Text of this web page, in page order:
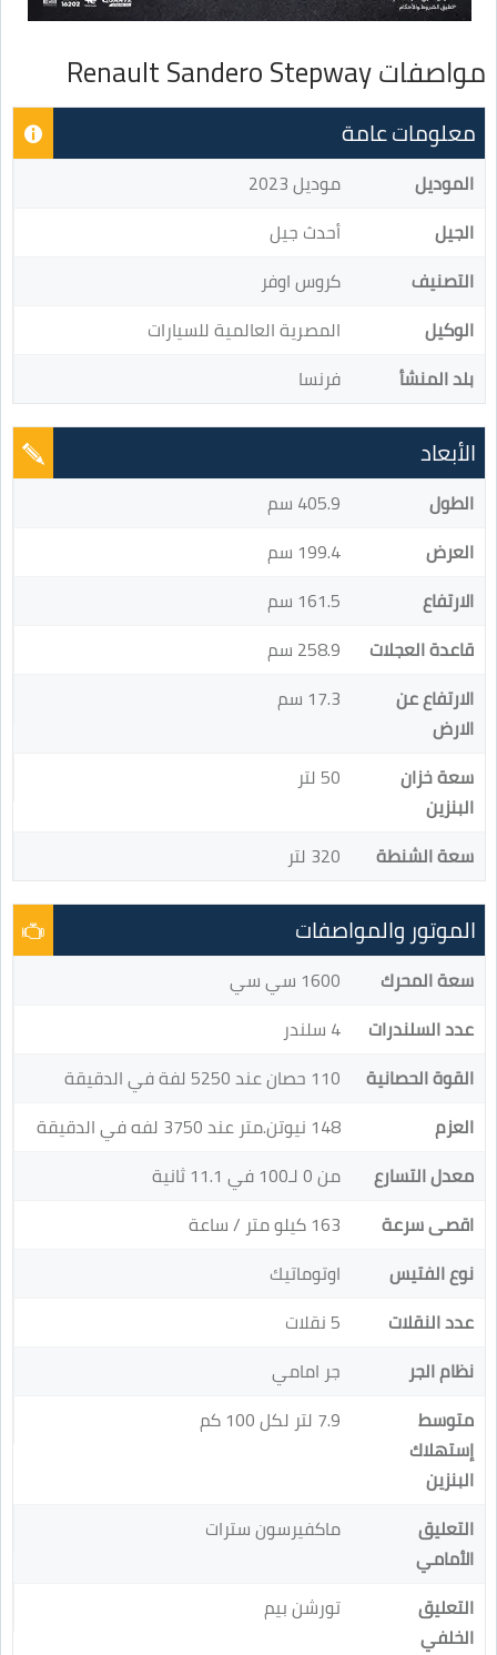
مواصفات Renault Sandero Stepway
معلومات عامة
الموديل
موديل 2023
الجيل
أحدث جيل
التصنيف
كروس اوفر
الوكيل
المصرية العالمية للسيارات
بلد المنشأ
فرنسا
الأبعاد
الطول
405.9 سم
العرض
199.4 سم
الارتفاع
161.5 سم
قاعدة العجلات
258.9 سم
الارتفاع عن
الارض
17.3 سم
سعة خزان
البنزين
50 لتر
سعة الشنطة 320 لتر
الموتور والمواصفات
سعة المحرك
1600 سي سي
عدد السلندرات
4 سلندر
القوة الحصانية
110 حصان عند 5250 لفة في الدقيقة
العزم
148 نيوتن.متر عند 3750 لفه في الدقيقة
معدل التسارع
من 0 لـ100 في 11.1 ثانية
اقصى سرعة
163 كيلو متر / ساعة
نوع الفتيس
اوتوماتيك
عدد النقلات
5 نقلات
نظام الجر
جر امامي
متوسط
إستهلاك
البنزين
7.9 لتر لكل 100 كم
التعليق
الأمامي
ماكفيرسون سترات
التعليق
الخلفي
تورشن بيم